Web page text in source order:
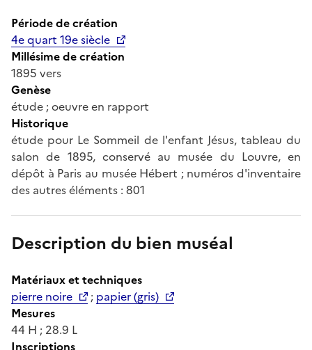
Période de création
4e quart 19e siècle
Millésime de création
1895 vers
Genèse
étude ; oeuvre en rapport
Historique
étude pour Le Sommeil de l'enfant Jésus, tableau du
salon de 1895, conservé au musée du Louvre, en
dépôt à Paris au musée Hébert ; numéros d'inventaire
des autres éléments : 801
Description du bien muséal
Matériaux et techniques
pierre noire
; papier (gris)
Mesures
44 H ; 28.9 L
Inscriptions